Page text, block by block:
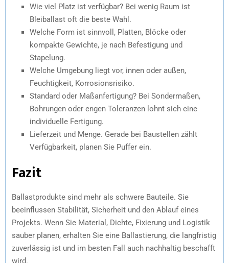
Wie viel Platz ist verfügbar? Bei wenig Raum ist
Bleiballast oft die beste Wahl.
Welche Form ist sinnvoll, Platten, Blöcke oder
kompakte Gewichte, je nach Befestigung und
Stapelung.
Welche Umgebung liegt vor, innen oder außen,
Feuchtigkeit, Korrosionsrisiko.
Standard oder Maßanfertigung? Bei Sondermaßen,
Bohrungen oder engen Toleranzen lohnt sich eine
individuelle Fertigung.
Lieferzeit und Menge. Gerade bei Baustellen zählt
Verfügbarkeit, planen Sie Puffer ein.
Fazit
Ballastprodukte sind mehr als schwere Bauteile. Sie
beeinflussen Stabilität, Sicherheit und den Ablauf eines
Projekts. Wenn Sie Material, Dichte, Fixierung und Logistik
sauber planen, erhalten Sie eine Ballastierung, die langfristig
zuverlässig ist und im besten Fall auch nachhaltig beschafft
wird.